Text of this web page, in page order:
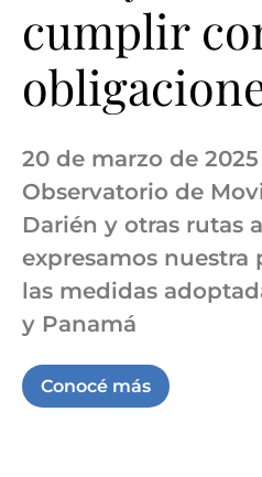
cumplir
20 de marzo de
Observatorio de
Darién y otras rutas
expresamos
las medidas
y Panamá
Conocé más